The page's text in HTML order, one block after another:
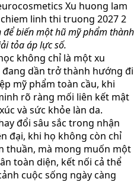
để biến một hũ mỹ phẩm thành
tỏa áp lực số.
không chỉ là một xu
dần trở thành hướng đi
mỹ phẩm toàn cầu, khi
rõ ràng mối liên kết mật
và sức khỏe làn da.
đổi sâu sắc trong nhận
đại, khi họ không còn chỉ
thuần, mà mong muốn một
toàn diện, kết nối cả thể
cuộc sống ngày càng